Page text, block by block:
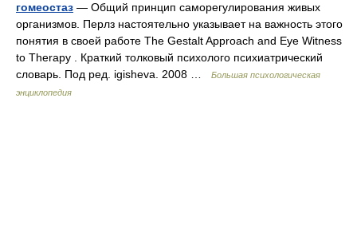
гомеостаз — Общий принцип саморегулирования живых
организмов. Перлз настоятельно указывает на важность этого
понятия в своей работе The Gestalt Approach and Eye Witness
to Therapy . Краткий толковый психолого психиатрический
словарь. Под ред. igisheva. 2008 …
Большая психологическая
энциклопедия